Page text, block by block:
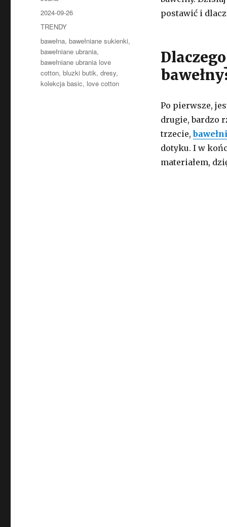
postawić i
Po pierwsze,
drugie, bardzo
trzecie,
dotyku. I w
materiałem,
Opublikowano
2024-09-26
Kategorie
TRENDY
Tagi
bawełna,bawełniane sukienki,
bawełniane ubrania,
bawełniane ubrania love
cotton,bluzki butik,dresy,
kolekcja basic, love cotton